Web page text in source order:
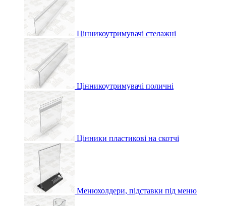
Цінникоутримувачі стелажні
Цінникоутримувачі поличні
Цінники пластикові на скотчі
Менюхолдери, підставки під меню